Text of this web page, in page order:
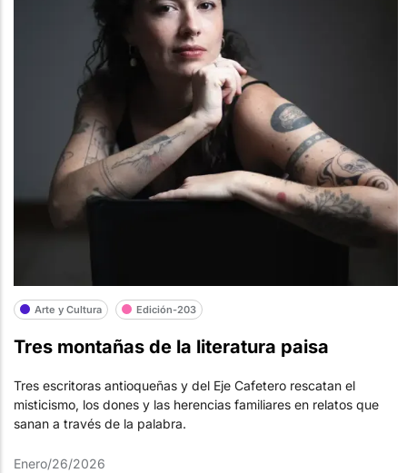
Arte y Cultura Edición-203
Tres montañas de la literatura paisa
Tres escritoras antioqueñas y del Eje Cafetero rescatan el
misticismo, los dones y las herencias familiares en relatos que
sanan a través de la palabra.
Enero/26/2026